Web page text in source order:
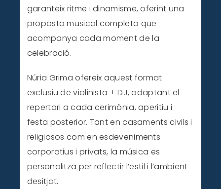
garanteix ritme i dinamisme, oferint una
proposta musical completa que
acompanya cada moment de la
celebració.
Núria Grima ofereix aquest format
exclusiu de violinista + DJ, adaptant el
repertori a cada cerimònia, aperitiu i
festa posterior. Tant en casaments civils i
religiosos com en esdeveniments
corporatius i privats, la música es
personalitza per reflectir l’estil i l’ambient
desitjat.